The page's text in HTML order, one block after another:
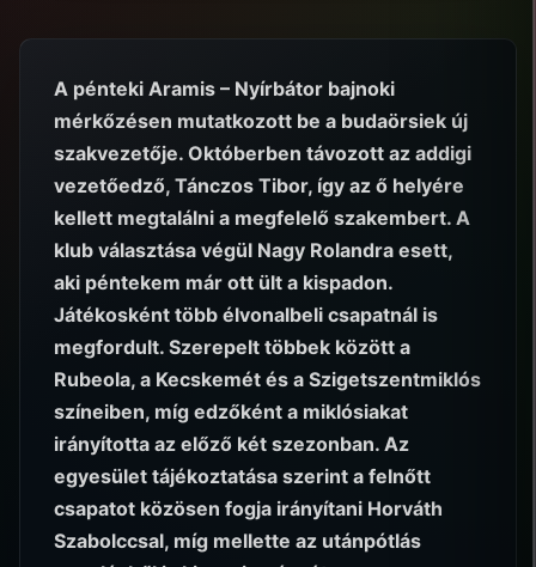
A pénteki Aramis – Nyírbátor bajnoki
mérkőzésen mutatkozott be a budaörsiek új
szakvezetője. Októberben távozott az addigi
vezetőedző, Tánczos Tibor, így az ő helyére
kellett megtalálni a megfelelő szakembert. A
klub választása végül Nagy Rolandra esett,
aki péntekem már ott ült a kispadon.
Játékosként több élvonalbeli csapatnál is
megfordult. Szerepelt többek között a
Rubeola, a Kecskemét és a Szigetszentmiklós
színeiben, míg edzőként a miklósiakat
irányította az előző két szezonban. Az
egyesület tájékoztatása szerint a felnőtt
csapatot közösen fogja irányítani Horváth
Szabolccsal, míg mellette az utánpótlás